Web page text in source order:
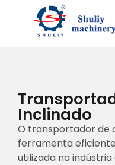
Inclinado
O transportador de
ferramenta
utilizada na